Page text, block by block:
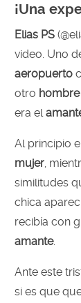
¡Una
Elias PS
video. Uno
aeropuerto
otro hombre
era el
Al principio
mujer ,
similitudes
chica
recibía con
amante.
Ante este
si es que